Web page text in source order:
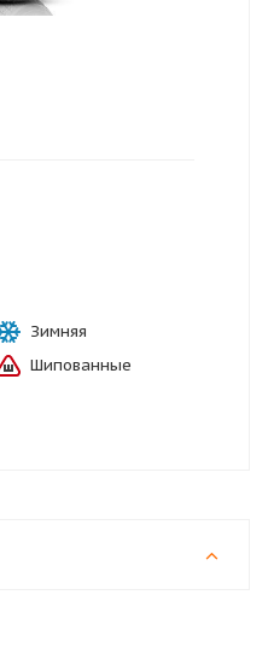
Зимняя
Шипованные